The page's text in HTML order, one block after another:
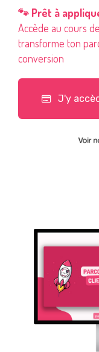
🐾 Prêt à
Accède au cours
transforme ton
conversion
J'y